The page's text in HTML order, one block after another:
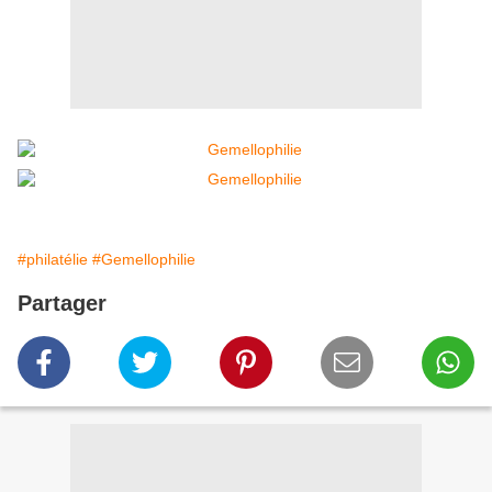
#philatélie #Gemellophilie
Partager